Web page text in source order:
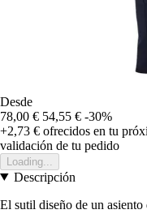
Desde
78,00 € 54,55 € -30%
+2,73 € ofrecidos en tu
validación de tu pedido
Loading...
Descripción
El sutil diseño de un